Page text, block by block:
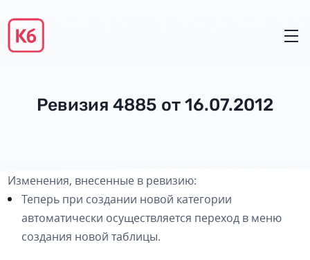
Ревизия 4885 от 16.07.2012
Изменения, внесенные в ревизию:
Теперь при создании новой категории
автоматически осуществляется переход в меню
создания новой таблицы.